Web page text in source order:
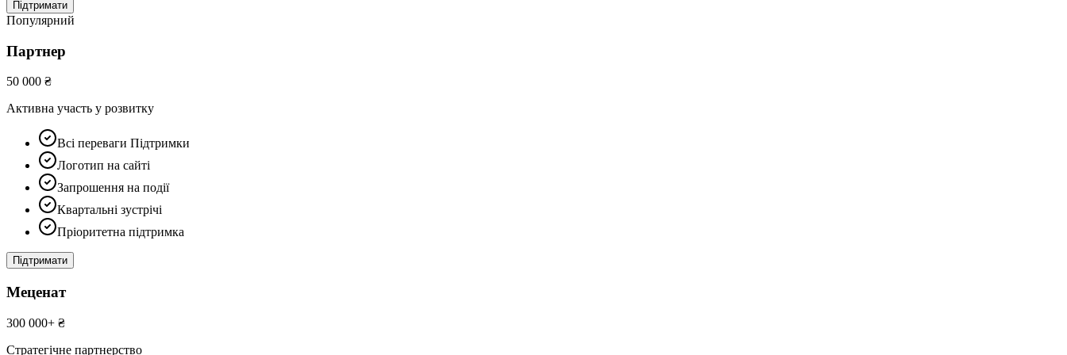
Підтримати
Популярний
Партнер
50 000 ₴
Активна участь у розвитку
Всі переваги Підтримки
Логотип на сайті
Запрошення на події
Квартальні зустрічі
Пріоритетна підтримка
Підтримати
Меценат
300 000+ ₴
Стратегічне партнерство